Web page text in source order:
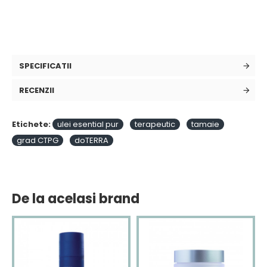
SPECIFICATII
RECENZII
Etichete: ulei esential pur terapeutic
tamaie
grad CTPG
doTERRA
De la acelasi brand